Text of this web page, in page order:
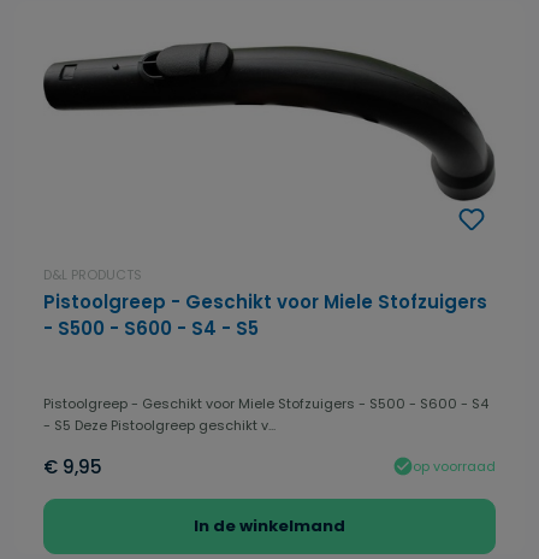
D&L PRODUCTS
Pistoolgreep - Geschikt voor Miele Stofzuigers
- S500 - S600 - S4 - S5
Pistoolgreep - Geschikt voor Miele Stofzuigers - S500 - S600 - S4
- S5 Deze Pistoolgreep geschikt v...
€ 9,95 op voorraad
In de winkelmand